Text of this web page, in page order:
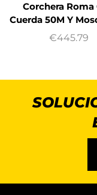
Corchera Roma
Cuerda 50M Y
€445.79